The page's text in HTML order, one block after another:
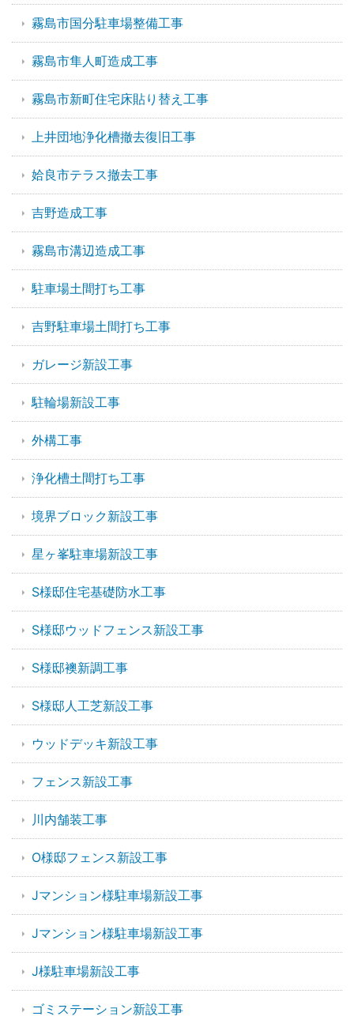
霧島市国分駐車場整備工事
霧島市隼人町造成工事
霧島市新町住宅床貼り替え工事
上井団地浄化槽撤去復旧工事
姶良市テラス撤去工事
吉野造成工事
霧島市溝辺造成工事
駐車場土間打ち工事
吉野駐車場土間打ち工事
ガレージ新設工事
駐輪場新設工事
外構工事
浄化槽土間打ち工事
境界ブロック新設工事
星ヶ峯駐車場新設工事
S様邸住宅基礎防水工事
S様邸ウッドフェンス新設工事
S様邸襖新調工事
S様邸人工芝新設工事
ウッドデッキ新設工事
フェンス新設工事
川内舗装工事
O様邸フェンス新設工事
Jマンション様駐車場新設工事
Jマンション様駐車場新設工事
J様駐車場新設工事
ゴミステーション新設工事